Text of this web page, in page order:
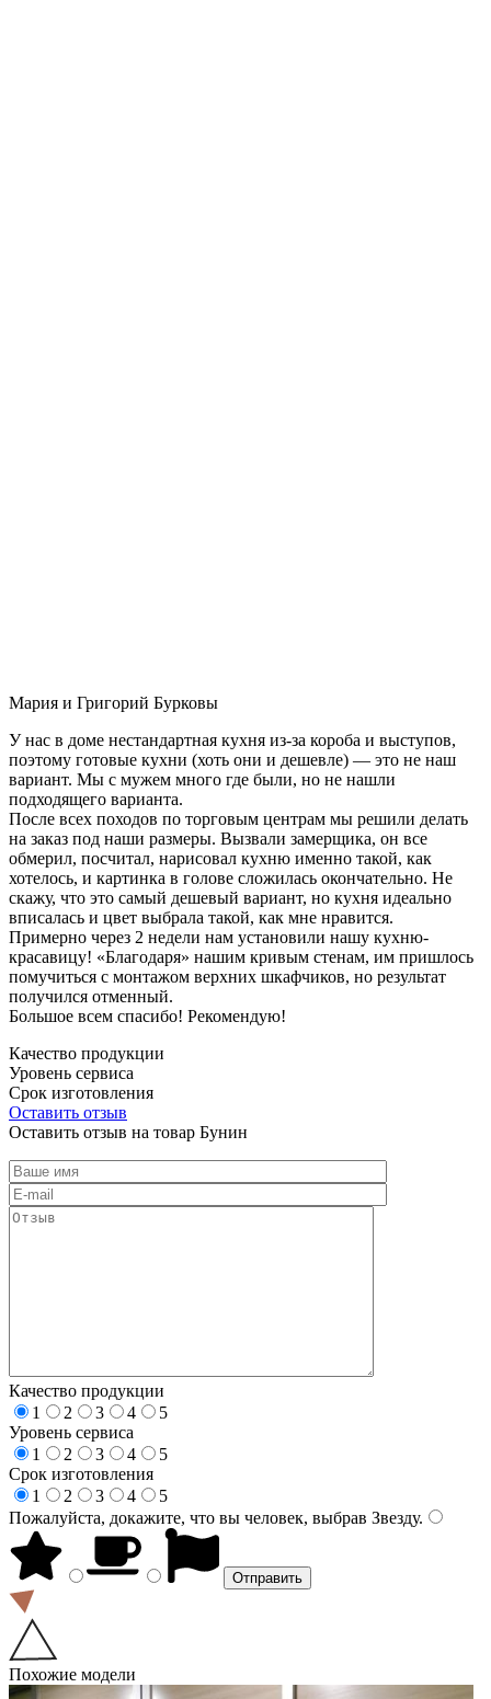
Мария и Григорий Бурковы
У нас в доме нестандартная кухня из-за короба и выступов,
поэтому готовые кухни (хоть они и дешевле) — это не наш
вариант. Мы с мужем много где были, но не нашли
подходящего варианта.
После всех походов по торговым центрам мы решили делать
на заказ под наши размеры. Вызвали замерщика, он все
обмерил, посчитал, нарисовал кухню именно такой, как
хотелось, и картинка в голове сложилась окончательно. Не
скажу, что это самый дешевый вариант, но кухня идеально
вписалась и цвет выбрала такой, как мне нравится.
Примерно через 2 недели нам установили нашу кухню-
красавицу! «Благодаря» нашим кривым стенам, им пришлось
помучиться с монтажом верхних шкафчиков, но результат
получился отменный.
Большое всем спасибо! Рекомендую!
Качество продукции
Уровень сервиса
Срок изготовления
Оставить отзыв
Оставить отзыв на товар Бунин
Качество продукции
1
2 3 4
5
Уровень сервиса
1
2 3 4
5
Срок изготовления
1
2 3 4
5
Пожалуйста, докажите, что вы человек, выбрав Звезду.
Похожие модели